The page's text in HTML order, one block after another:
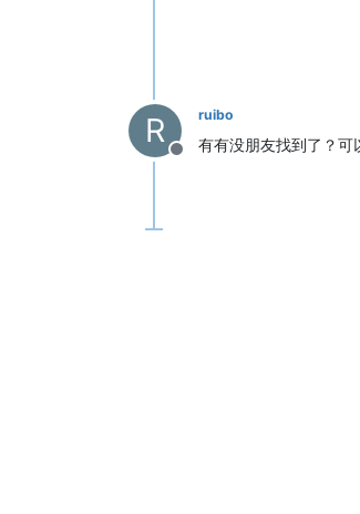
R
Offline
ruibo
有有没朋友找到了？可